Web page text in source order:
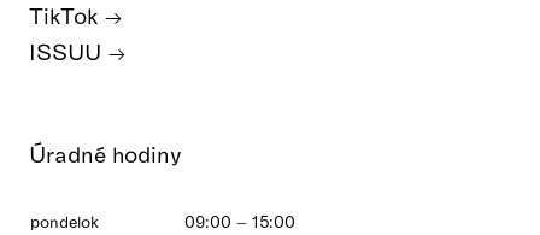
Úradné hodiny
pondelok
09:00 – 15:00
TikTok
ISSUU